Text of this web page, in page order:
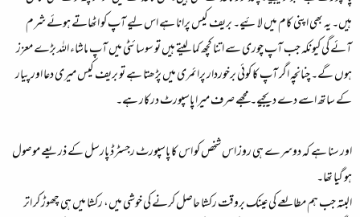
ہیں۔ یہ بھی اپنی کام میں لائیے۔ بریف کیس پرانا ہے اس لیے آپ کو اٹھاتے ہوئے شرم
آئے گی کیونکہ جب آپ چوری سے اتنا کچھ کما لیتے ہیں تو سوسائٹی میں آپ ماشاء اللہ بڑے معزز
ہوں گے۔ چنانچہ اگر آپ کا کوئی برخوردار پرائمری میں پڑھتا ہے تو بریف کیس میری دعا اور پیار
کے ساتھ اسے دے دیجیے۔ مجھے صرف میرا پاسپورٹ درکار ہے۔
اور سنا ہے کہ دوسرے ہی روز اس شخص کو اس کا پاسپورٹ رجسٹرڈ پارسل کے ذریعے موصول
ہو گیا تھا۔
البتہ جب ہم مطالعے کی عینک بروقت رکشا حاصل کرنے کی خوشی میں، رکشا میں ہی چھوڑ کر اتر